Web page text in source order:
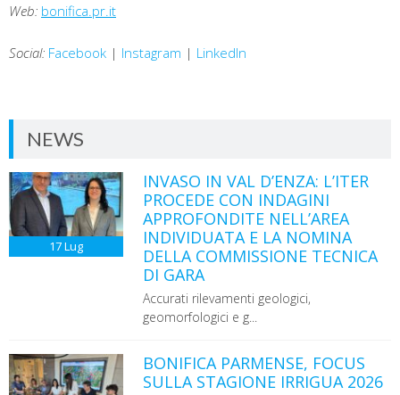
Web: bonifica.pr.it
Social: Facebook | Instagram | LinkedIn
NEWS
17Lug
INVASO IN VAL D’ENZA: L’ITER
PROCEDE CON INDAGINI
APPROFONDITE NELL’AREA
INDIVIDUATA E LA NOMINA
DELLA COMMISSIONE TECNICA
DI GARA
Accurati rilevamenti geologici,
geomorfologici e g...
BONIFICA PARMENSE, FOCUS
SULLA STAGIONE IRRIGUA 2026